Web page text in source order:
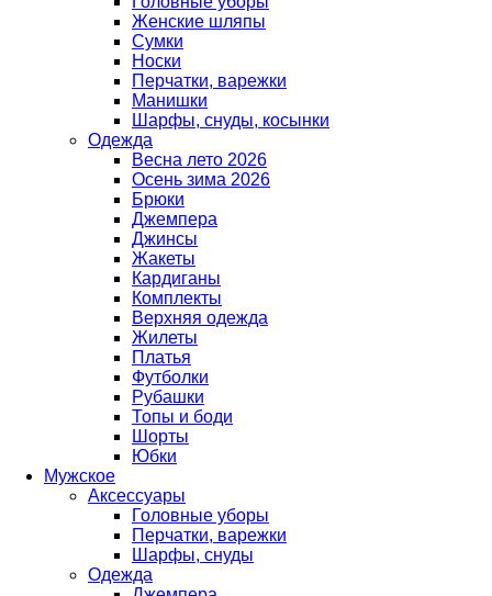
Женские шляпы
Сумки
Носки
Перчатки, варежки
Манишки
Шарфы, снуды, косынки
Одежда
Весна лето 2026
Осень зима 2026
Брюки
Джемпера
Джинсы
Жакеты
Кардиганы
Комплекты
Верхняя одежда
Жилеты
Платья
Футболки
Рубашки
Топы и боди
Шорты
Юбки
Мужское
Аксессуары
Головные уборы
Перчатки, варежки
Шарфы, снуды
Одежда